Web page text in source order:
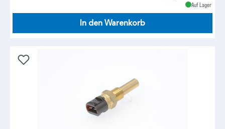
Auf Lager
In den Warenkorb